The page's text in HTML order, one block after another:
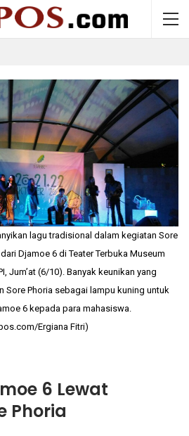
lagu tradisional dalam kegiatan Sore
Djamoe 6 di Teater Terbuka Museum
Jum’at (6/10). Banyak keunikan yang
Sore Phoria sebagai lampu kuning untuk
6 kepada para mahasiswa.
Ergiana Fitri)
6 Lewat
Phoria